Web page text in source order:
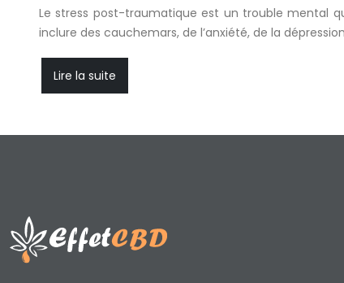
Le stress post-traumatique est un trouble mental
inclure des cauchemars, de l’anxiété, de la
Lire la suite